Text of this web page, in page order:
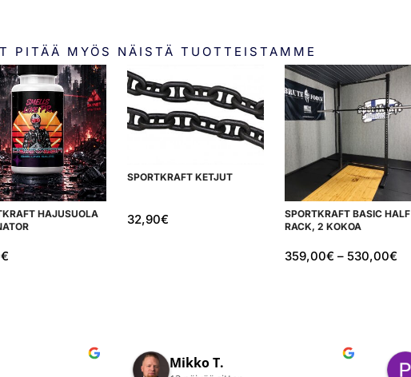
PITÄÄ MYÖS NÄISTÄ TUOTTEISTAMME
HAJUSUOLA
€
SPORTKRAFT KETJUT
32,90€
SPORTKRAFT BASIC HALF
RACK, 2 KOKOA
359,00€ – 530,00€
Jussi R.